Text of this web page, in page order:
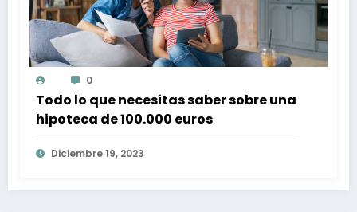
0
Todo lo que necesitas saber sobre una
hipoteca de 100.000 euros
Diciembre 19, 2023